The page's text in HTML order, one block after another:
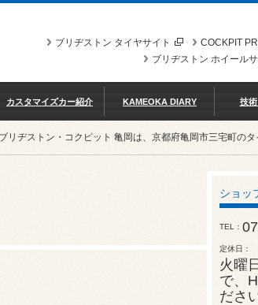
COCKPIT
ブリヂストン タイヤサイト
ブリヂストン ホイール
カスタマイズカー紹介 KAMEOKA DIARY 技
ブリヂストン・コクピット 亀岡は、京都府亀岡市三宅町の
ショッ
TEL
定休日
火曜
で、
ださ